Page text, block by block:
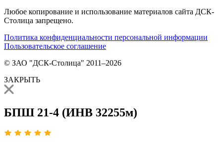
Любое копирование и использование материалов сайта ДСК-
Столица запрещено.
Политика конфиденциальности персональной информации
Пользовательское соглашение
© ЗАО "ДСК-Столица" 2011–2026
ЗАКРЫТЬ
БПШ 21-4 (ИНВ 32255м)